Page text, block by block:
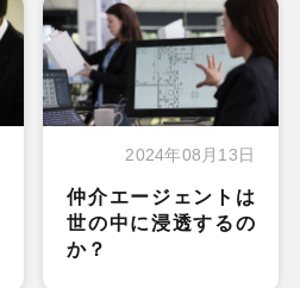
2024年08月13日
仲介エージェントは
世の中に浸透するの
か？